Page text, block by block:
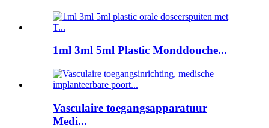
1ml 3ml 5ml Plastic Monddouche...
Vasculaire toegangsapparatuur
Medi...